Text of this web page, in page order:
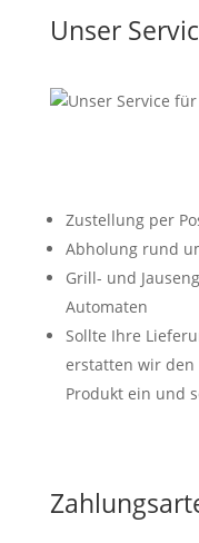
Unser
Zustellung per
Abholung rund
Grill- und
Automaten
Sollte Ihre
erstatten wir den
Produkt ein und